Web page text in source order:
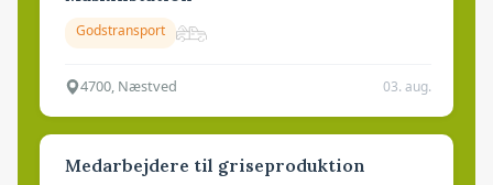
Godstransport
4700, Næstved 03. aug.
Medarbejdere til griseproduktion